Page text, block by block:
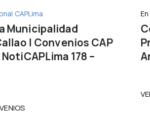
CAPLima
Municipalidad
| Convenios CAP
178 –
En